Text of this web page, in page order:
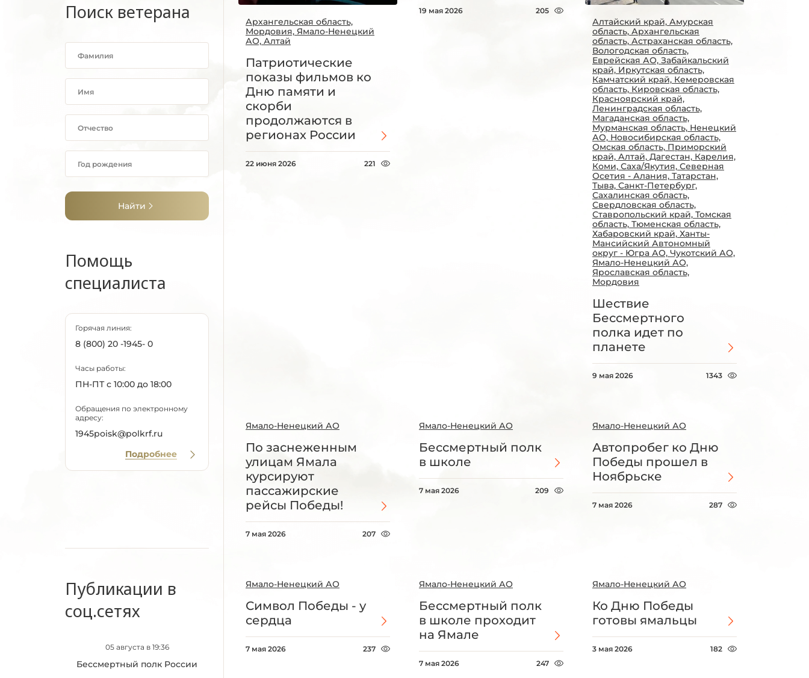
Поиск ветерана
Найти
Помощь
специалиста
Горячая линия:
8 (800) 20 -1945- 0
Часы работы:
ПН-ПТ с 10:00 до 18:00
Обращения по электронному
адресу:
1945poisk@polkrf.ru
Подробнее
Публикации в
соц.сетях
05 августа в 19:36
Бессмертный полк России
Архангельская область,
Мордовия, Ямало-Ненецкий
АО, Алтай
Патриотические
показы фильмов ко
Дню памяти и
скорби
продолжаются в
регионах России
22 июня 2026 221
19 мая 2026 205
Алтайский край, Амурская
область, Архангельская
область, Астраханская область,
Вологодская область,
Еврейская АО, Забайкальский
край, Иркутская область,
Камчатский край, Кемеровская
область, Кировская область,
Красноярский край,
Ленинградская область,
Магаданская область,
Мурманская область, Ненецкий
АО, Новосибирская область,
Омская область, Приморский
край, Алтай, Дагестан, Карелия,
Коми, Саха/Якутия, Северная
Осетия - Алания, Татарстан,
Тыва, Санкт-Петербург,
Сахалинская область,
Свердловская область,
Ставропольский край, Томская
область, Тюменская область,
Хабаровский край, Ханты-
Мансийский Автономный
округ - Югра АО, Чукотский АО,
Ямало-Ненецкий АО,
Ярославская область,
Мордовия
Шествие
Бессмертного
полка идет по
планете
9 мая 2026 1343
Ямало-Ненецкий АО
По заснеженным
улицам Ямала
курсируют
пассажирские
рейсы Победы!
7 мая 2026 207
Ямало-Ненецкий АО
Бессмертный полк
в школе
7 мая 2026 209
Ямало-Ненецкий АО
Автопробег ко Дню
Победы прошел в
Ноябрьске
7 мая 2026 287
Ямало-Ненецкий АО
Символ Победы - у
сердца
7 мая 2026 237
Ямало-Ненецкий АО
Бессмертный полк
в школе проходит
на Ямале
7 мая 2026 247
Ямало-Ненецкий АО
Ко Дню Победы
готовы ямальцы
3 мая 2026 182